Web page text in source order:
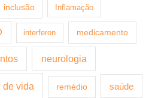
inclusão Inflamação
interferon medicamento
neurologia
de vida remédio saúde